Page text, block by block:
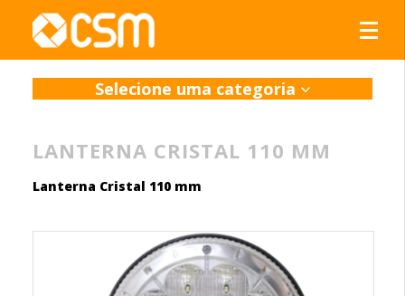
Selecione uma categoria
LANTERNA CRISTAL 110 MM
Lanterna Cristal 110 mm